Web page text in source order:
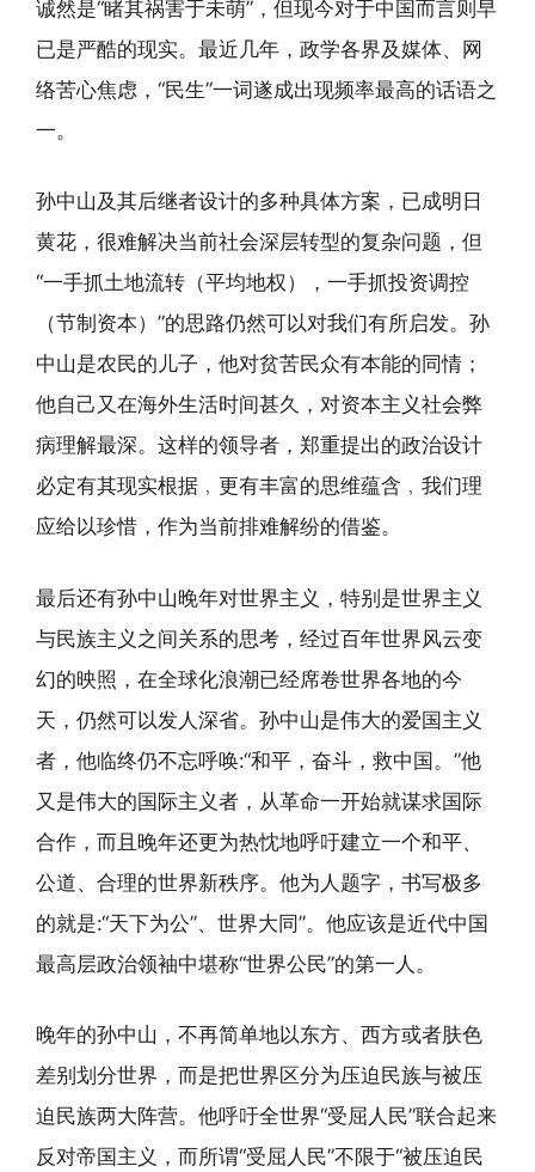
诚然是“睹其祸害于未萌”，但现今对于中国而言则早
已是严酷的现实。最近几年，政学各界及媒体、网
络苦心焦虑，“民生”一词遂成出现频率最高的话语之
一。
孙中山及其后继者设计的多种具体方案，已成明日
黄花，很难解决当前社会深层转型的复杂问题，但
“一手抓土地流转（平均地权），一手抓投资调控
（节制资本）”的思路仍然可以对我们有所启发。孙
中山是农民的儿子，他对贫苦民众有本能的同情；
他自己又在海外生活时间甚久，对资本主义社会弊
病理解最深。这样的领导者，郑重提出的政治设计
必定有其现实根据﹐更有丰富的思维蕴含﹐我们理
应给以珍惜，作为当前排难解纷的借鉴。
最后还有孙中山晚年对世界主义，特别是世界主义
与民族主义之间关系的思考，经过百年世界风云变
幻的映照，在全球化浪潮已经席卷世界各地的今
天，仍然可以发人深省。孙中山是伟大的爱国主义
者，他临终仍不忘呼唤:“和平，奋斗，救中国。”他
又是伟大的国际主义者，从革命一开始就谋求国际
合作，而且晚年还更为热忱地呼吁建立一个和平、
公道、合理的世界新秩序。他为人题字，书写极多
的就是:“天下为公”、世界大同”。他应该是近代中国
最高层政治领袖中堪称“世界公民”的第一人。
晚年的孙中山，不再简单地以东方、西方或者肤色
差别划分世界，而是把世界区分为压迫民族与被压
迫民族两大阵营。他呼吁全世界“受屈人民”联合起来
反对帝国主义，而所谓“受屈人民”不限于“被压迫民